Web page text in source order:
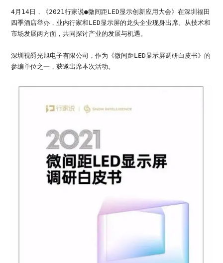
加入我们
联系我们
语言版本
4月14日，《2021行家说●微间距LED显示创新应用大会》在深圳福田
四季酒店举办，业内行家和LED显示屏的龙头企业现身出席。从技术和
市场发展两方面，共同探讨产业的发展与机遇。
深圳视爵光旭电子有限公司，作为《微间距LED显示屏调研白皮书》的
参编单位之一，获邀出席本次活动。